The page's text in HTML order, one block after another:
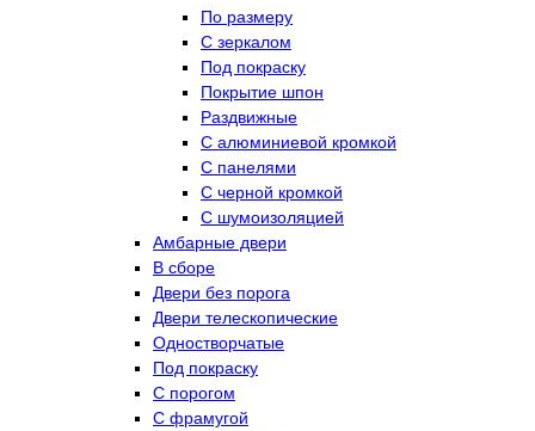
По размеру
C зеркалом
Под покраску
Покрытие шпон
Раздвижные
С алюминиевой кромкой
С панелями
С черной кромкой
С шумоизоляцией
Амбарные двери
В сборе
Двери без порога
Двери телескопические
Одностворчатые
Под покраску
С порогом
С фрамугой